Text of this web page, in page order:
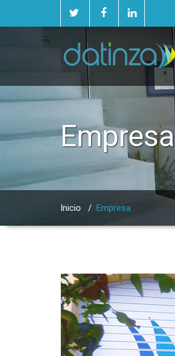
Empresa
Inicio / Empresa